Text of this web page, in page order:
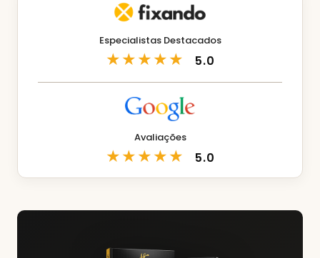
Especialistas Destacados
★★★★★ 5.0
Avaliações
★★★★★ 5.0